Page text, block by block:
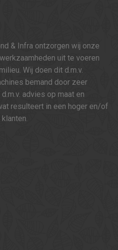
& Infra ontzorgen wij onze
uit te voeren
Wij doen dit d.m.v.
bemand door zeer
advies op maat en
resulteert in een hoger en/of